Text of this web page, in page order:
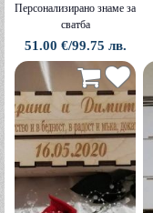
Персонализирано знаме за
сватба
51.00 €/99.75 лв.